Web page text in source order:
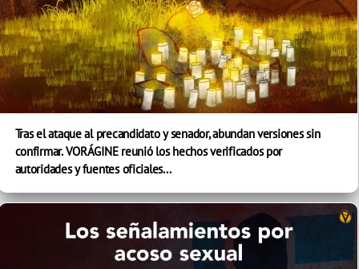
Tras el ataque al precandidato y senador, abundan versiones sin
confirmar. VORÁGINE reunió los hechos verificados por
autoridades y fuentes oficiales...